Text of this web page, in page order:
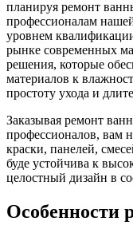
планируя ремонт
профессионалам
уровнем
рынке современных
решения, которые
материалов к
простоту ухода и
Заказывая ремонт
профессионалов, вам
краски, панелей,
буде устойчива к
целостный дизайн в
Особенности